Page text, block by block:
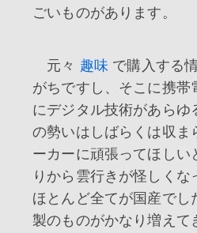
ごいものがあります。
元々 趣味 で購入する
がちですし、そこに携帯
にデジタル技術があら
の勢いはしばらくは収
ーカーに頑張ってほし
りから雲行きが怪しく
ほとんど全てが国産でし
製のものがかなり増えて